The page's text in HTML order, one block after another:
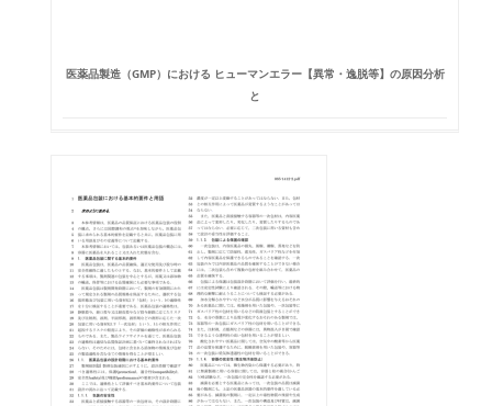
医薬品製造（GMP）における ヒューマンエラー【異常・逸脱等】の原因分析
と